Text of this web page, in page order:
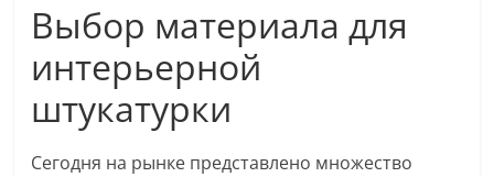
Выбор материала для
интерьерной
штукатурки
Сегодня на рынке представлено множество